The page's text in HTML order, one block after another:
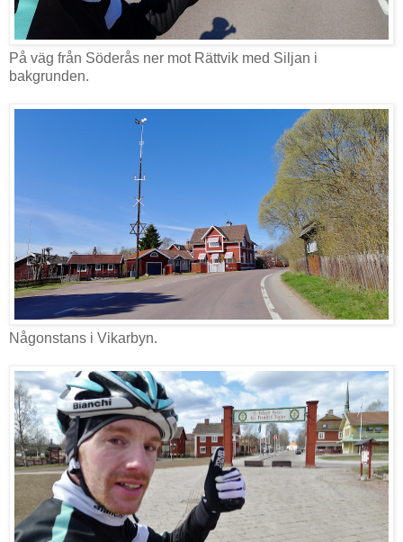
På väg från Söderås ner mot Rättvik med Siljan i
bakgrunden.
Någonstans i Vikarbyn.